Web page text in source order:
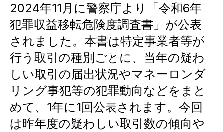
2024年11月に警察庁より「令和6年
犯罪収益移転危険度調査書」が公表
されました。本書は特定事業者等が
行う取引の種別ごとに、当年の疑わ
しい取引の届出状況やマネーロンダ
リング事犯等の犯罪動向などをまと
めて、1年に1回公表されます。今回
は昨年度の疑わしい取引数の傾向や